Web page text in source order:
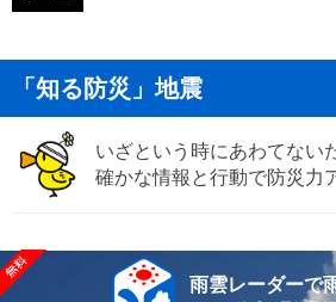
「知る防災」地震
いざという時にあわてない
確かな情報と行動で防災力
雨雲レーダーで